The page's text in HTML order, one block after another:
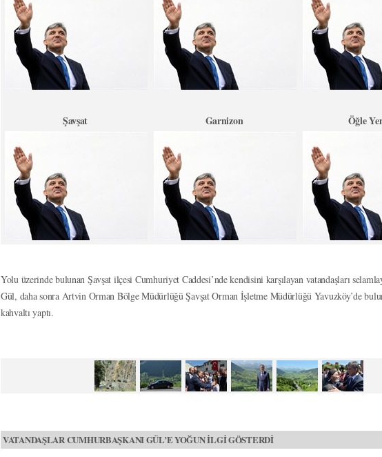
Şavşat Garnizon Öğle
Yolu üzerinde bulunan Şavşat ilçesi Cumhuriyet Caddesi’nde kendisini karşılayan vatandaşları
Gül, daha sonra Artvin Orman Bölge Müdürlüğü Şavşat Orman İşletme Müdürlüğü Yavuzköy’de
kahvaltı yaptı.
VATANDAŞLAR CUMHURBAŞKANI GÜL’E YOĞUN İLGİ GÖSTERDİ